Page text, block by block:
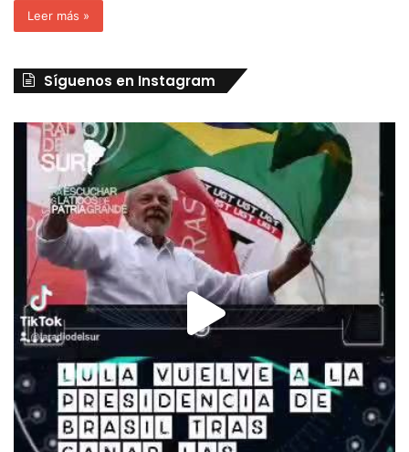
Leer más »
Síguenos en Instagram